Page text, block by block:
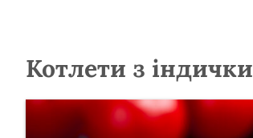
Котлети з індички